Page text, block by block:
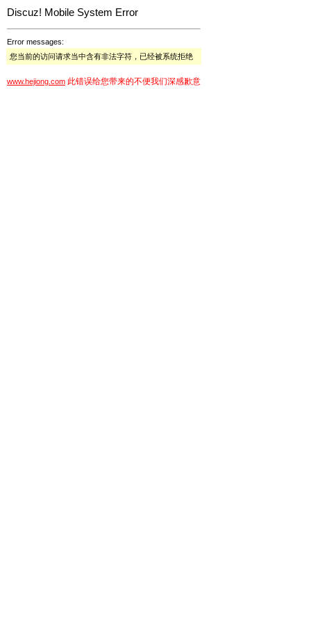
Discuz! Mobile System Error
Error messages:
您当前的访问请求当中含有非法字符，已经被系统拒绝
www.hejiong.com 此错误给您带来的不便我们深感歉意